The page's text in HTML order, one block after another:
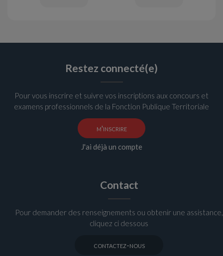
Restez connecté(e)
Pour vous inscrire et suivre vos inscriptions aux concours et
examens professionnels de la Fonction Publique Territoriale
m'inscrire
J'ai déjà un compte
Contact
Pour demander des renseignements ou obtenir une assistance,
cliquez ci dessous
contactez-nous